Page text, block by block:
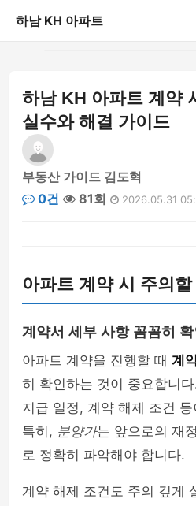
하남 KH 아파트
게시판
하남 KH 아파트 계약
실수와 해결 가이드
부동산 가이드 김도혁
0건
81회 2026.05.31
아파트 계약 시 주의할
계약서 세부 사항 꼼꼼히 확
아파트 계약을 진행할 때 계
히 확인하는 것이 중요합니
지급 일정, 계약 해제 조건
특히, 분양가는 앞으로의 재
로 정확히 파악해야 합니다.
계약 해제 조건도 주의 깊게